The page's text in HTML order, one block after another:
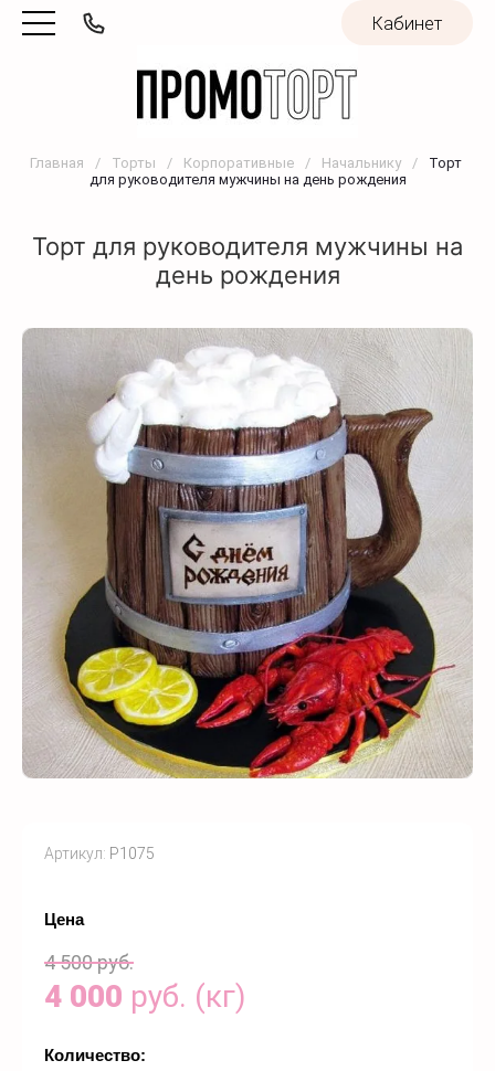
Кабинет
Главная / Торты / Корпоративные / Начальнику /
Торт
для руководителя мужчины на день рождения
Торт для руководителя мужчины на
день рождения
Артикул: P1075
Цена
4 500руб.
4 000 руб. (кг)
Количество: